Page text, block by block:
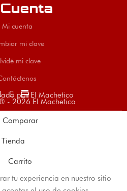
Mi cuenta
mi clave
mi clave
store
por El Machetico
- 2026 El Machetico
Comparar
Tienda
Carrito
tu experiencia en nuestro sitio